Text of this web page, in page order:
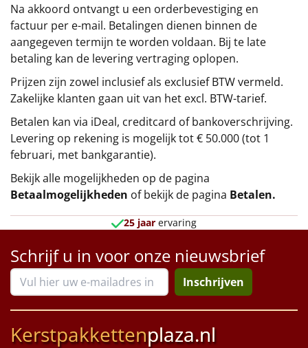
Na akkoord ontvangt u een orderbevestiging en
factuur per e-mail. Betalingen dienen binnen de
aangegeven termijn te worden voldaan. Bij te late
betaling kan de levering vertraging oplopen.
Prijzen zijn zowel inclusief als exclusief BTW vermeld.
Zakelijke klanten gaan uit van het excl. BTW-tarief.
Betalen kan via iDeal, creditcard of bankoverschrijving.
Levering op rekening is mogelijk tot € 50.000 (tot 1
februari, met bankgarantie).
Bekijk alle mogelijkheden op de pagina
Betaalmogelijkheden of bekijk de pagina Betalen.
25 jaar ervaring
Schrijf u in voor onze nieuwsbrief
Inschrijven
Kerstpakkettenplaza.nl